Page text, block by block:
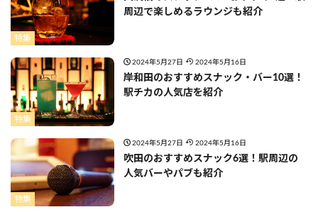
特集
周辺で楽しめるラウンジも紹介
特集
2024年5月27日 2024年5月16日
岸和田のおすすめスナック・バー10選！
駅チカの人気店を紹介
特集
2024年5月27日 2024年5月16日
吹田のおすすめスナック6選！駅周辺の
人気バーやパブも紹介